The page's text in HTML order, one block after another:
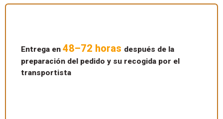
Entrega en 48–72 horas después de la
preparación del pedido y su recogida por el
transportista